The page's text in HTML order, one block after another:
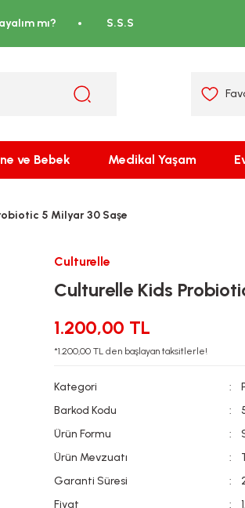
mı? S.S.S
ve Bebek Medikal Yaşam
5 Milyar 30 Saşe
Culturelle
Culturelle Kids
1.200,00 TL
*1.200,00 TL den başlayan taksitlerle!
Kategori
Barkod Kodu
Ürün Formu
Ürün Mevzuatı
Garanti Süresi
Fiyat